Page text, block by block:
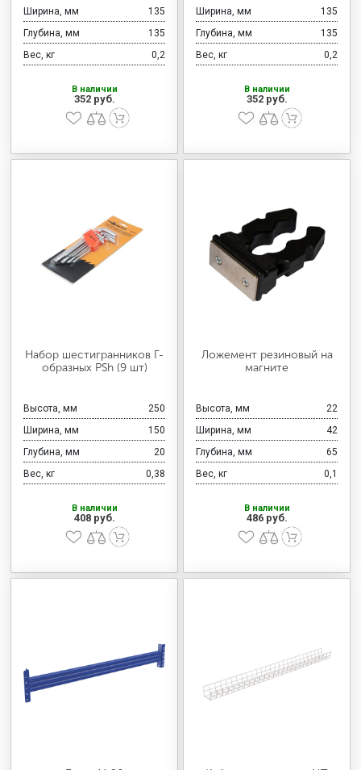
Ширина, мм
135
Глубина, мм
135
Вес, кг
0,2
В наличии
352 руб.
Ширина, мм
135
Глубина, мм
135
Вес, кг
0,2
В наличии
352 руб.
Набор шестигранников Г-
образных PSh (9 шт)
Высота, мм
250
Ширина, мм
150
Глубина, мм
20
Вес, кг
0,38
В наличии
408 руб.
Ложемент резиновый на
магните
Высота, мм
22
Ширина, мм
42
Глубина, мм
65
Вес, кг
0,1
В наличии
486 руб.